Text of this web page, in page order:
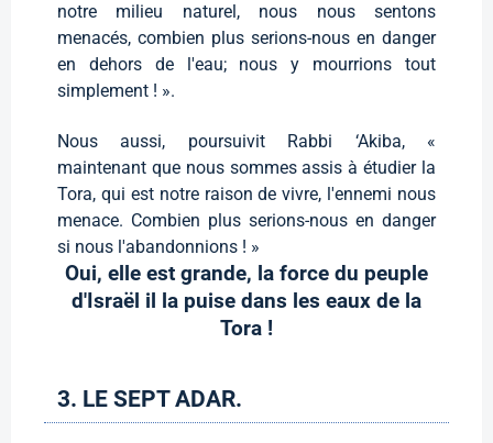
notre milieu naturel, nous nous sentons
menacés, combien plus serions-nous en danger
en dehors de l'eau; nous y mourrions tout
simplement ! ».
Nous aussi, poursuivit Rabbi ‘Akiba, «
maintenant que nous sommes assis à étudier la
Tora, qui est notre raison de vivre, l'ennemi nous
menace. Combien plus serions-nous en danger
si nous l'abandonnions ! »
Oui, elle est grande, la force du peuple
d'Israël il la puise dans les eaux de la
Tora !
3. LE SEPT ADAR.